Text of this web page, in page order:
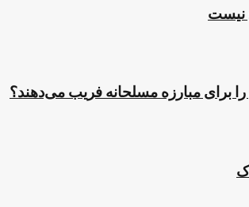
نیست
برای مبارزه مسلحانه فریب می‌دهند؟